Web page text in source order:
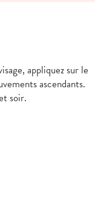
appliquez sur le
ascendants.
soir.